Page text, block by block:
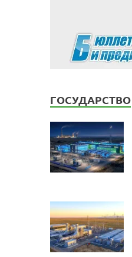
ГОСУДАРСТВО